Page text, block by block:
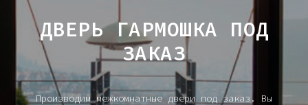
ДВЕРЬ ГАРМОШКА ПОД
ЗАКАЗ
Производим межкомнатные двери под заказ. Вы